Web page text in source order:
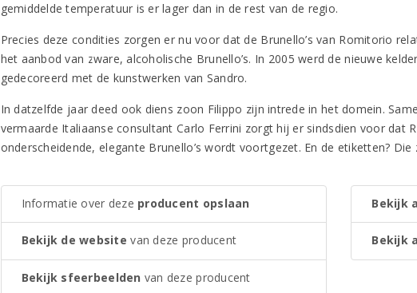
gemiddelde temperatuur is er lager dan in de rest van de regio.
Precies deze condities zorgen er nu voor dat de Brunello’s van Romitorio
het aanbod van zware, alcoholische Brunello’s. In 2005 werd de nieuwe
gedecoreerd met de kunstwerken van Sandro.
In datzelfde jaar deed ook diens zoon Filippo zijn intrede in het domein.
vermaarde Italiaanse consultant Carlo Ferrini zorgt hij er sindsdien voor dat
onderscheidende, elegante Brunello’s wordt voortgezet. En de etiketten?
Informatie over deze producent opslaan
Bekijk de website van deze producent
Bekijk sfeerbeelden van deze producent
Bekijk
Bekijk